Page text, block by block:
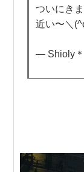
ついにき
近い〜＼
— Shioly